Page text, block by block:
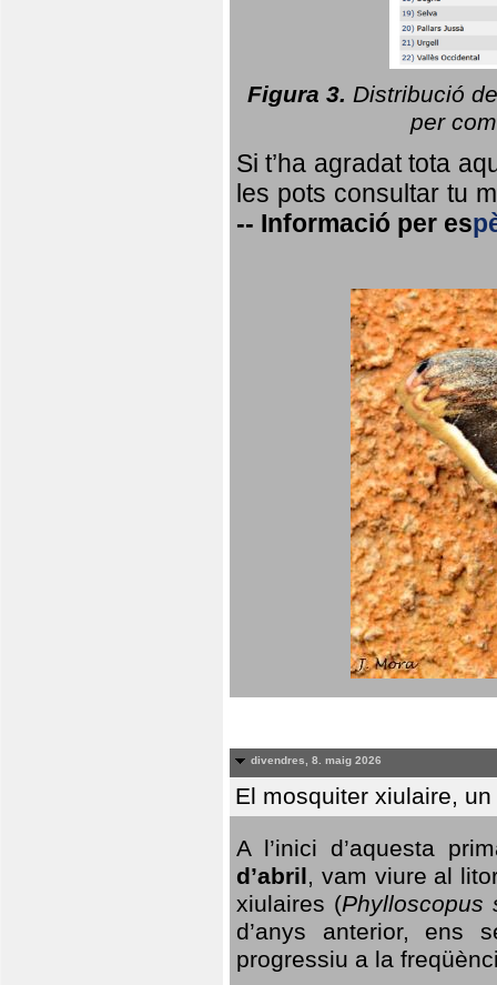
Figura 3. Distribució
per
Si t’ha agradat tota
les pots consultar tu
-- Informació per es
divendres, 8. maig 2026
El mosquiter xiulaire,
A l’inici d’aquesta
d’abril, vam viure al
xiulaires (Phylloscopus
d’anys anterior, ens
progressiu a la